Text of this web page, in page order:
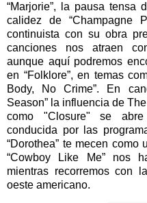
“Marjorie”, la pausa tensa
calidez de “Champagne
continuista con su obra
canciones nos atraen
aunque aquí podremos
en “Folklore”, en temas
Body, No Crime”. En
Season” la influencia de
como "Closure" se
conducida por las
“Dorothea” te mecen
“Cowboy Like Me” nos
mientras recorremos con
oeste americano.